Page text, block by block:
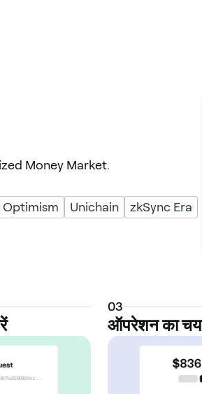
Money Market.
Optimism Unichain
zkSync Era
03
ऑपरेशन का